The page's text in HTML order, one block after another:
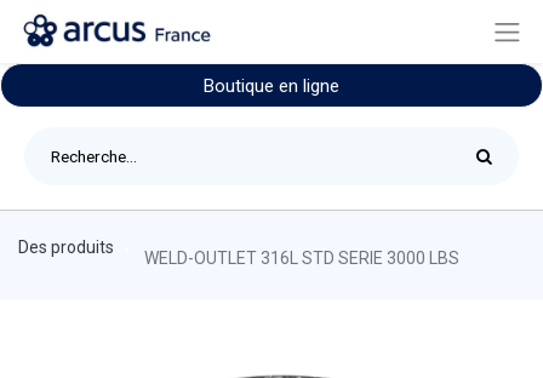
Boutique en ligne
Des produits
WELD-OUTLET 316L STD SERIE 3000 LBS